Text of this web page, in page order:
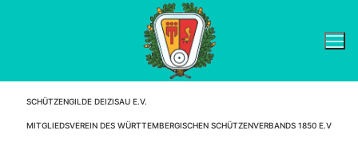
SCHÜTZENGILDE DEIZISAU E.V.
MITGLIEDSVEREIN DES WÜRTTEMBERGISCHEN SCHÜTZENVERBANDS 1850 E.V